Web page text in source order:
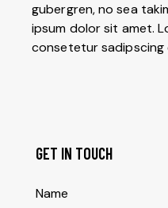
gubergren, no sea
ipsum dolor sit amet.
consetetur sadipscing
GET IN TOUCH